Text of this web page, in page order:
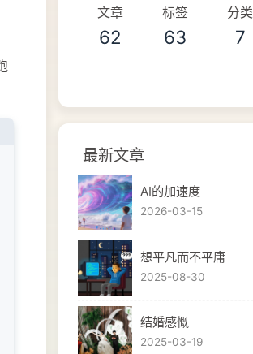
文章
62
标签
63
分类
7
最新文章
AI的加速度
2026-03-15
想平凡而不平庸
2025-08-30
结婚感慨
2025-03-19